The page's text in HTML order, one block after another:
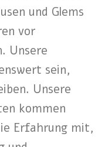
und Glems
vor
Unsere
sein,
Unsere
kommen
Erfahrung mit,